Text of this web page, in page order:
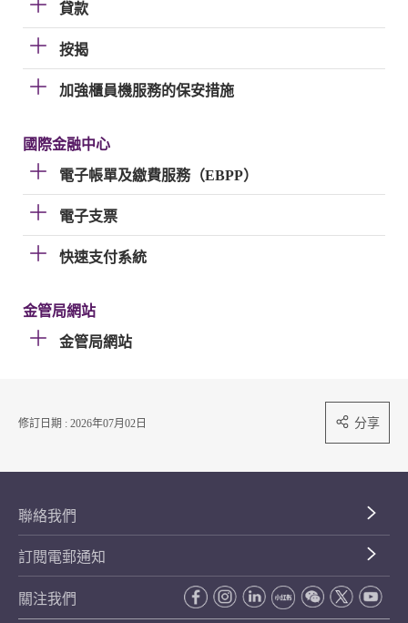
貸款
按揭
加強櫃員機服務的保安措施
國際金融中心
電子帳單及繳費服務（EBPP）
電子支票
快速支付系統
金管局網站
金管局網站
修訂日期 : 2026年07月02日 分享
聯絡我們
訂閱電郵通知
關注我們